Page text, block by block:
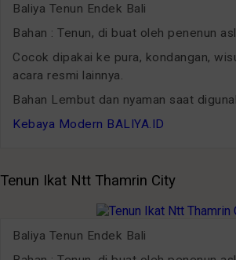
Baliya Tenun Endek Bali
Bahan : Tenun, di buat oleh penenun
Cocok dipakai ke pura, kondangan,
acara resmi lainnya.
Bahan Lembut dan nyaman saat
Kebaya Modern BALIYA.ID
Tenun Ikat Ntt Thamrin City
Baliya Tenun Endek Bali